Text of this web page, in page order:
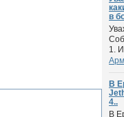
в
1.
В
4..
В